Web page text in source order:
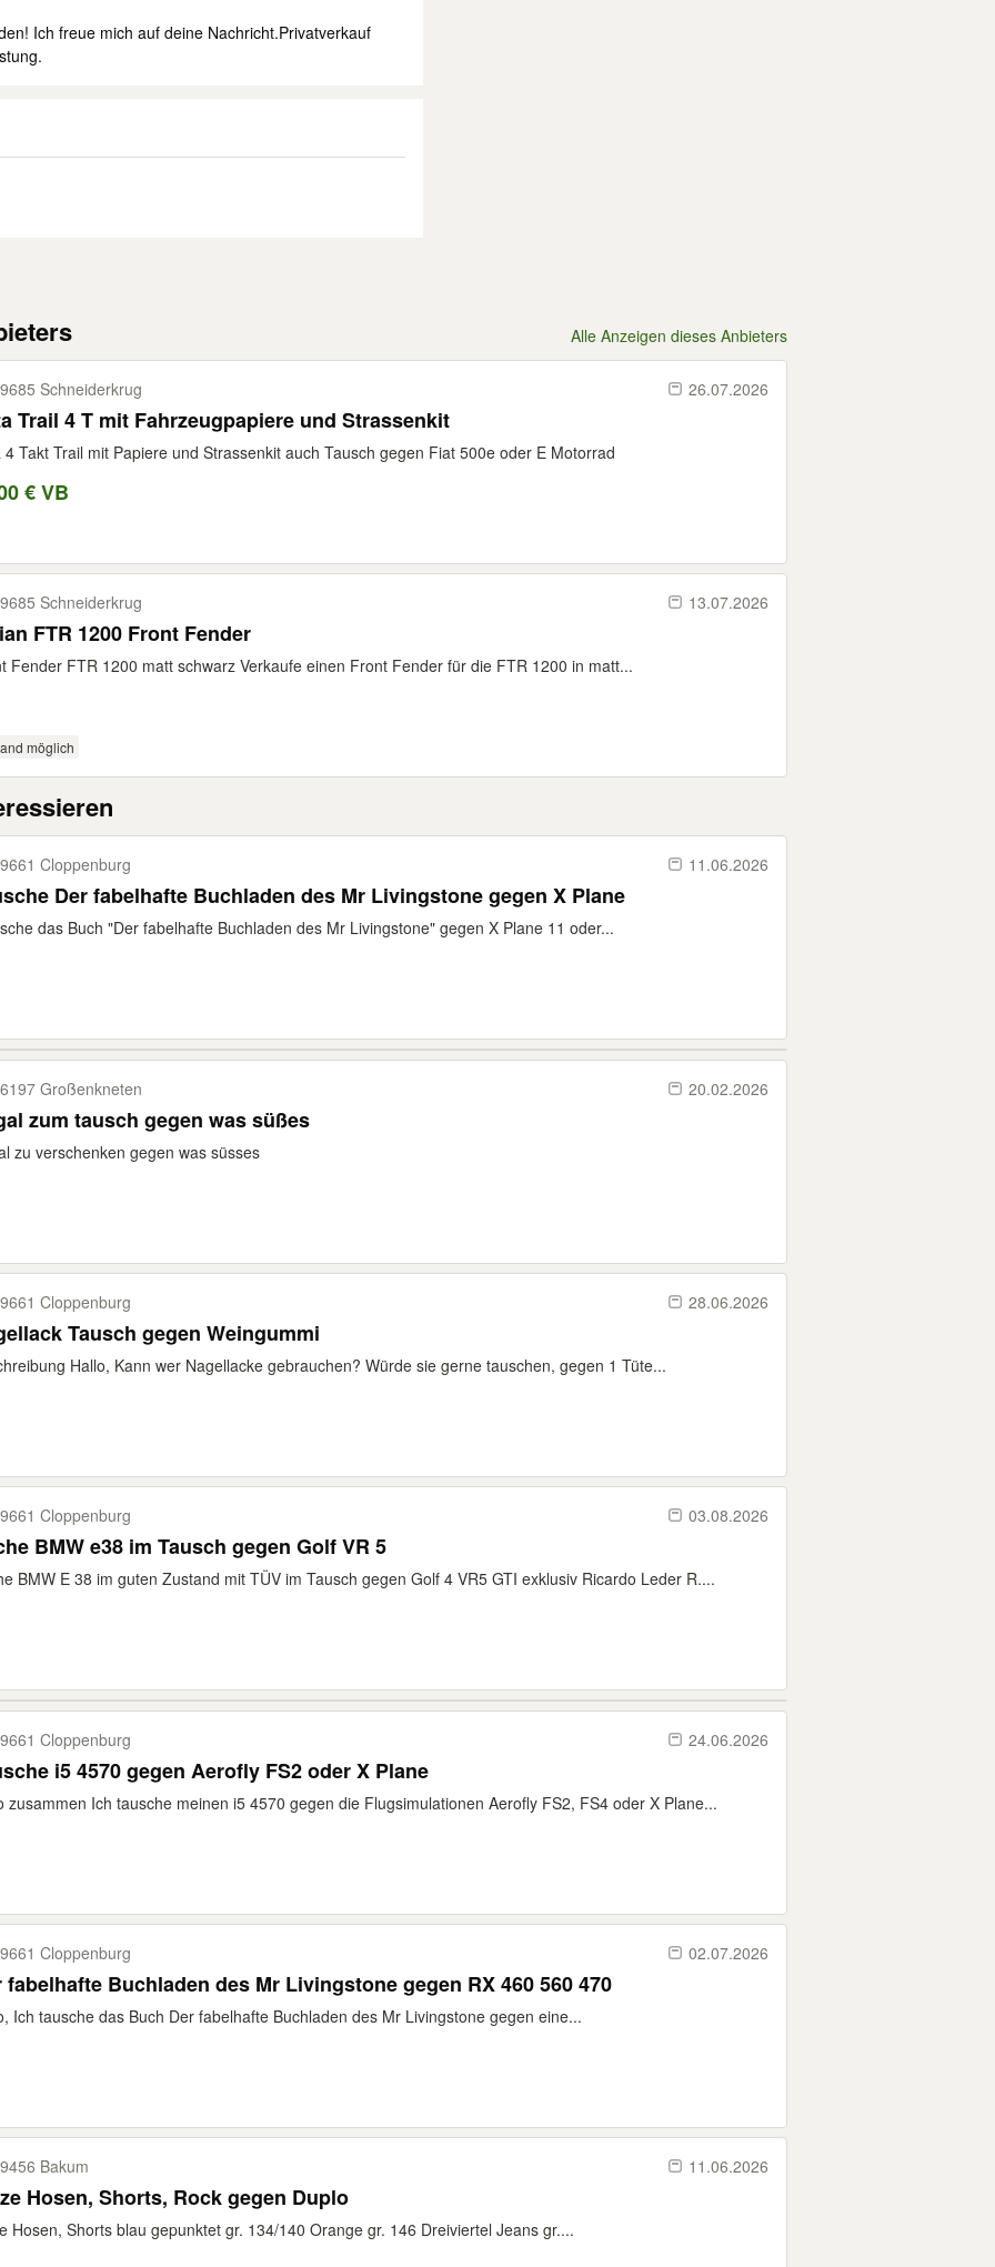
Ich freue mich auf deine Nachricht.Privatverkauf
Alle Anzeigen dieses Anbieters
Schneiderkrug 26.07.2026
Beta Trail 4 T mit Fahrzeugpapiere und Strassenkit
4 Takt Trail mit Papiere und Strassenkit auch Tausch gegen Fiat 500e oder E Motorrad
€ VB
Schneiderkrug 13.07.2026
FTR 1200 Front Fender
Fender FTR 1200 matt schwarz Verkaufe einen Front Fender für die FTR 1200 in matt...
möglich
Cloppenburg 11.06.2026
Der fabelhafte Buchladen des Mr Livingstone gegen X Plane
das Buch "Der fabelhafte Buchladen des Mr Livingstone" gegen X Plane 11 oder...
Großenkneten 20.02.2026
zum tausch gegen was süßes
zu verschenken gegen was süsses
Cloppenburg 28.06.2026
Tausch gegen Weingummi
Hallo, Kann wer Nagellacke gebrauchen? Würde sie gerne tauschen, gegen 1 Tüte...
Cloppenburg 03.08.2026
Suche BMW e38 im Tausch gegen Golf VR 5
BMW E 38 im guten Zustand mit TÜV im Tausch gegen Golf 4 VR5 GTI exklusiv Ricardo Leder R....
Cloppenburg 24.06.2026
i5 4570 gegen Aerofly FS2 oder X Plane
zusammen Ich tausche meinen i5 4570 gegen die Flugsimulationen Aerofly FS2, FS4 oder X Plane...
Cloppenburg 02.07.2026
fabelhafte Buchladen des Mr Livingstone gegen RX 460 560 470
Ich tausche das Buch Der fabelhafte Buchladen des Mr Livingstone gegen eine...
Bakum 11.06.2026
kurze Hosen, Shorts, Rock gegen Duplo
Hosen, Shorts blau gepunktet gr. 134/140 Orange gr. 146 Dreiviertel Jeans gr....